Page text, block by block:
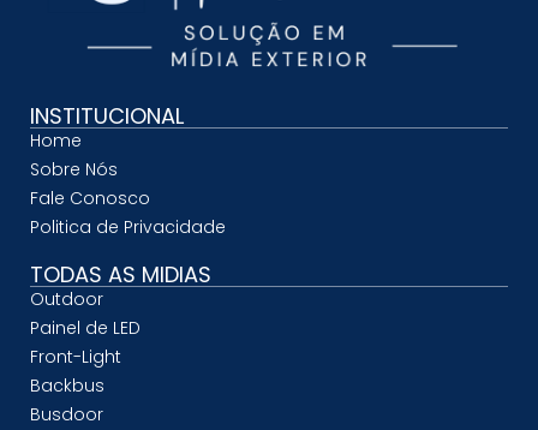
INSTITUCIONAL
Home
Sobre Nós
Fale Conosco
Politica de Privacidade
TODAS AS MIDIAS
Outdoor
Painel de LED
Front-Light
Backbus
Busdoor